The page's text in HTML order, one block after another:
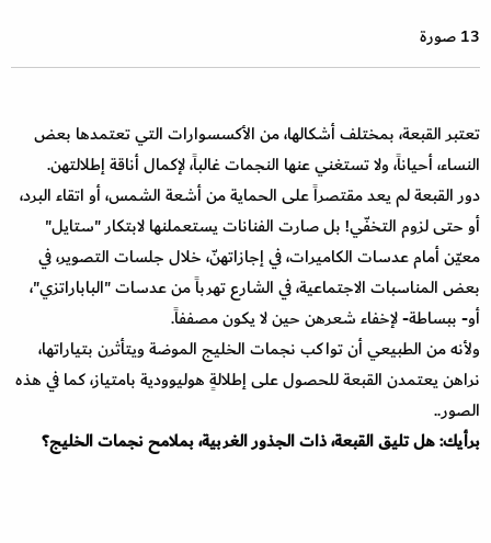
13 صورة
تعتبر القبعة، بمختلف أشكالها، من الأكسسوارات التي تعتمدها بعض
النساء، أحياناً، ولا تستغني عنها ‏النجمات غالباً، لإكمال أناقة إطلالتهن.
دور القبعة لم يعد مقتصراً على الحماية من أشعة الشمس، أو اتقاء ‏البرد،
أو حتى لزوم التخفّي! بل صارت الفنانات يستعملنها لابتكار "ستايل"
معيّن أمام عدسات ‏الكاميرات، في إجازاتهنّ، خلال جلسات التصوير، في
بعض المناسبات الاجتماعية، في الشارع تهرباً ‏من عدسات "الباباراتزي"،
أو- ببساطة- لإخفاء شعرهن حين لا يكون مصففاً.
ولأنه من الطبيعي أن تواكب نجمات الخليج الموضة ويتأثرن بتياراتها،
نراهن يعتمدن القبعة للحصول ‏على إطلالةٍ هوليوودية بامتياز، كما في هذه
الصور.. ‏
برأيك: هل تليق القبعة، ذات الجذور الغربية، بملامح نجمات الخليج؟ ‏